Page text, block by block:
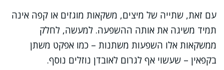
עם זאת, שתייה של מיצים, משקאות מוגזים או קפה אינה
תמיד משיגה את אותה ההשפעה. למעשה, לחלק
ממשקאות אלו השפעות משתנות – כמו אפקט משתן
בקפאין – שעשוי אף לגרום לאובדן נוזלים נוסף.